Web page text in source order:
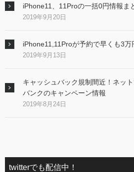
iPhone11、11Proの一括0円情報ま
2019年9月20日
iPhone11,11Proが予約で早くも3万
2019年9月13日
キャッシュバック規制間近！ネッ
バンクのキャンペーン情報
2019年8月24日
twitterでも配信中！